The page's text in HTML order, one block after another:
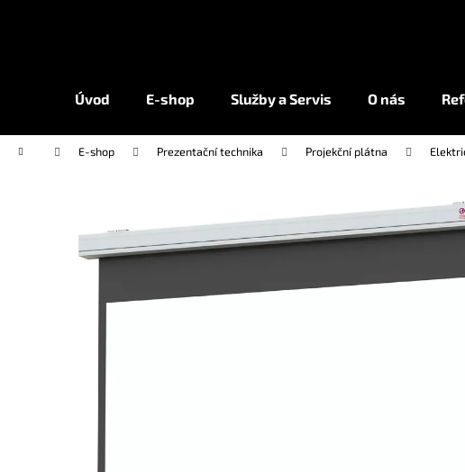
Úvod E-shop Služby a Servis O nás
Domů E-shop Prezentační technika Projekční plátna
obchodu
obchodu